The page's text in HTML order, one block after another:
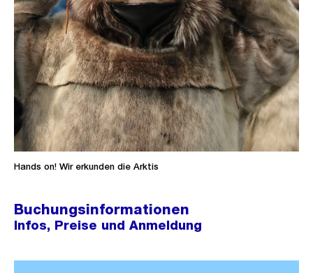
Hands on! Wir erkunden die Arktis
Buchungsinformationen
Infos, Preise und Anmeldung